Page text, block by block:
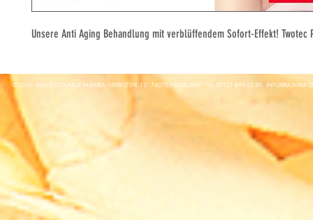
Unsere Anti Aging Behandlung mit verblüffendem Sofort-Effekt! Twotec
© 2016 - BEAUTY LOUNGE RASHIBA - HERBSTSTR. 12 - 74072 HEILBRONN - TEL: 07131 899 22 30 -